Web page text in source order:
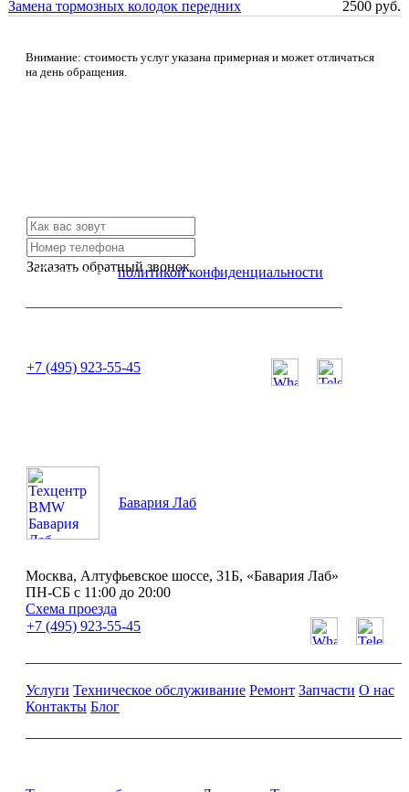
Замена тормозных колодок передних
2500 руб.
Внимание: стоимость услуг указана примерная и может отличаться
на день обращения.
Заказать обратный звонок
Я согласен сполитикой конфиденциальности
+7 (495) 923-55-45
Бавария Лаб
Москва, Алтуфьевское шоссе, 31Б, «Бавария Лаб»
ПН-СБ с 11:00 до 20:00
Схема проезда
+7 (495) 923-55-45
Услуги Техническое обслуживание Ремонт Запчасти О нас
Контакты Блог